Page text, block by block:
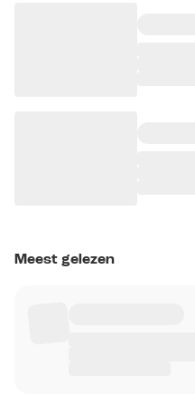
Meest gelezen